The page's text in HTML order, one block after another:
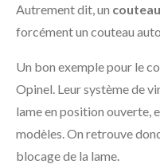
Autrement dit, un
forcément un couteau
Un bon exemple pour le
Opinel . Leur système de
lame en position ouverte,
modèles. On retrouve
blocage de la lame.